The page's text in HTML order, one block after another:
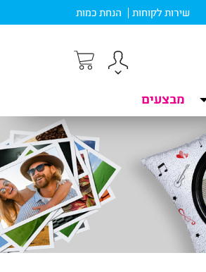
שירות לקוחות הנחת כמות
מבצעים